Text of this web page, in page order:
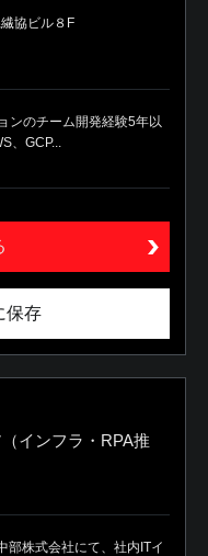
協ビル８F
ンのチーム開発経験5年以
、GCP...
保存
インフラ・RPA推
部株式会社にて、社内ITイ